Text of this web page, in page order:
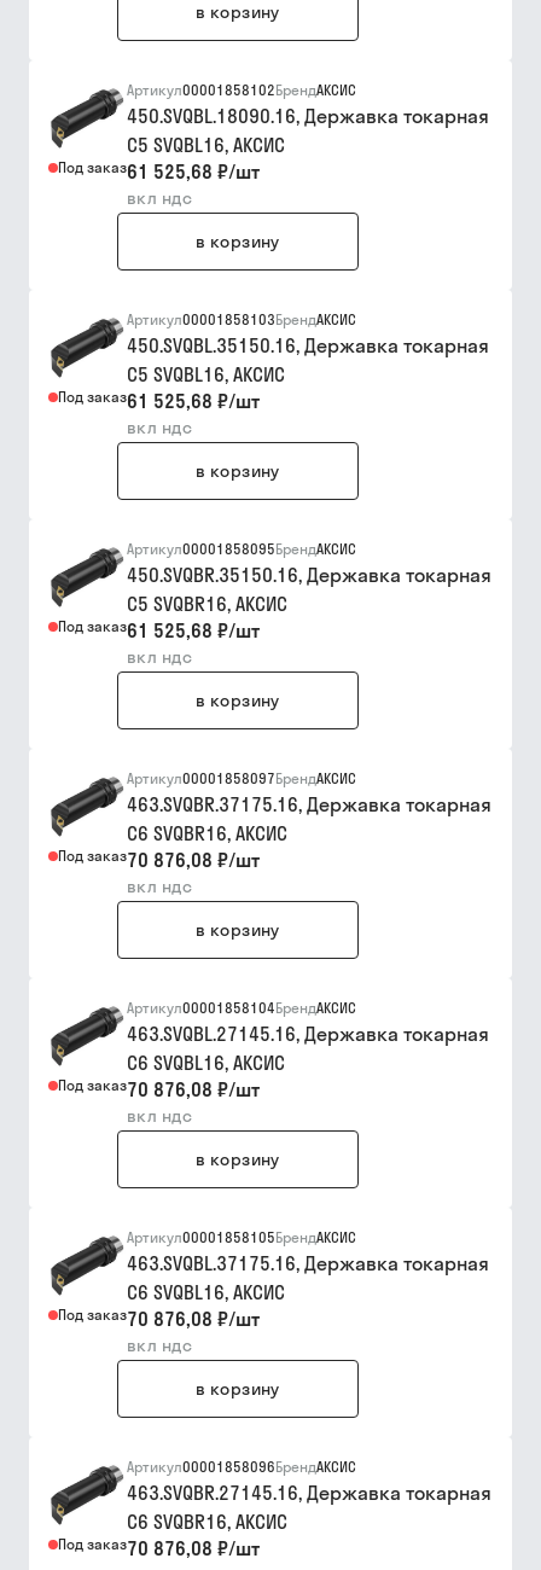
в корзину
Под заказ
Артикул00001858102БрендАКСИС
450.SVQBL.18090.16, Державка токарная
C5 SVQBL16, АКСИC
61 525,68 ₽/шт
вкл ндс
в корзину
Под заказ
Артикул00001858103БрендАКСИС
450.SVQBL.35150.16, Державка токарная
C5 SVQBL16, АКСИC
61 525,68 ₽/шт
вкл ндс
в корзину
Под заказ
Артикул00001858095БрендАКСИС
450.SVQBR.35150.16, Державка токарная
C5 SVQBR16, АКСИC
61 525,68 ₽/шт
вкл ндс
в корзину
Под заказ
Артикул00001858097БрендАКСИС
463.SVQBR.37175.16, Державка токарная
C6 SVQBR16, АКСИС
70 876,08 ₽/шт
вкл ндс
в корзину
Под заказ
Артикул00001858104БрендАКСИС
463.SVQBL.27145.16, Державка токарная
C6 SVQBL16, АКСИС
70 876,08 ₽/шт
вкл ндс
в корзину
Под заказ
Артикул00001858105БрендАКСИС
463.SVQBL.37175.16, Державка токарная
C6 SVQBL16, АКСИС
70 876,08 ₽/шт
вкл ндс
в корзину
Под заказ
Артикул00001858096БрендАКСИС
463.SVQBR.27145.16, Державка токарная
C6 SVQBR16, АКСИС
70 876,08 ₽/шт